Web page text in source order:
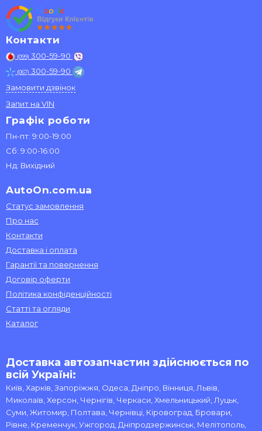
Контакти
(099) 300-59-90
(067) 300-59-90
Замовити дзвінок
Запит на VIN
Графік роботи
Пн-пт: 9:00-19:00
Сб: 9:00-16:00
Нд: Вихідний
AutoOn.com.ua
Статус замовлення
Про нас
Контакти
Доставка і оплата
Гарантії та повернення
Договір оферти
Політика конфіденційності
Статті та огляди
Каталог
Доставка автозапчастин здійснюється по
всій Україні:
Київ, Харків, Запоріжжя, Одеса, Дніпро, Вінниця, Львів,
Миколаїв, Херсон, Чернігів, Черкаси, Хмельницький, Луцьк,
Суми, Житомир, Полтава, Чернівці, Кіровоград, Бровари,
Рівне, Кременчук, Ужгород, Дніпродзержинськ, Мелітополь,